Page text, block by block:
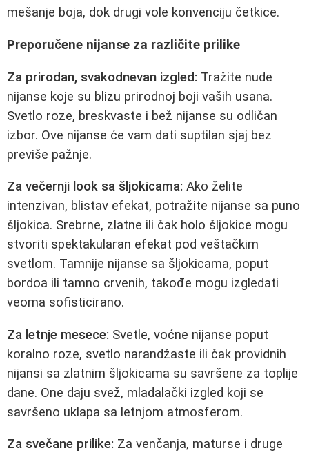
mešanje boja, dok drugi vole konvenciju četkice.
Preporučene nijanse za različite prilike
Za prirodan, svakodnevan izgled: Tražite nude
nijanse koje su blizu prirodnoj boji vaših usana.
Svetlo roze, breskvaste i bež nijanse su odličan
izbor. Ove nijanse će vam dati suptilan sjaj bez
previše pažnje.
Za večernji look sa šljokicama: Ako želite
intenzivan, blistav efekat, potražite nijanse sa puno
šljokica. Srebrne, zlatne ili čak holo šljokice mogu
stvoriti spektakularan efekat pod veštačkim
svetlom. Tamnije nijanse sa šljokicama, poput
bordoa ili tamno crvenih, takođe mogu izgledati
veoma sofisticirano.
Za letnje mesece: Svetle, voćne nijanse poput
koralno roze, svetlo narandžaste ili čak providnih
nijansi sa zlatnim šljokicama su savršene za toplije
dane. One daju svež, mladalački izgled koji se
savršeno uklapa sa letnjom atmosferom.
Za svečane prilike: Za venčanja, maturse i druge